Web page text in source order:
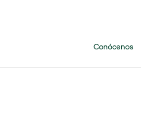
Conócenos